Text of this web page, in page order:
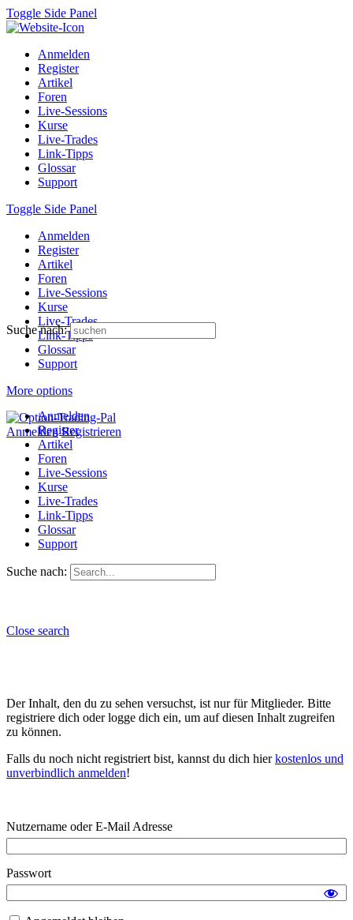
Toggle Side Panel
Anmelden
Register
Artikel
Foren
Live-Sessions
Kurse
Live-Trades
Link-Tipps
Glossar
Support
Toggle Side Panel
Anmelden
Register
Artikel
Foren
Live-Sessions
Kurse
Live-Trades
Link-Tipps
Glossar
Support
More options
Anmelden Registrieren
Suche nach:
Anmelden
Register
Artikel
Foren
Live-Sessions
Kurse
Live-Trades
Link-Tipps
Glossar
Support
Suche nach:
Close search
Der Inhalt, den du zu sehen versuchst, ist nur für Mitglieder. Bitte
registriere dich oder logge dich ein, um auf diesen Inhalt zugreifen
zu können.
Falls du noch nicht registriert bist, kannst du dich hierkostenlos und
unverbindlich anmelden!
Nutzername oder E-Mail Adresse
Passwort